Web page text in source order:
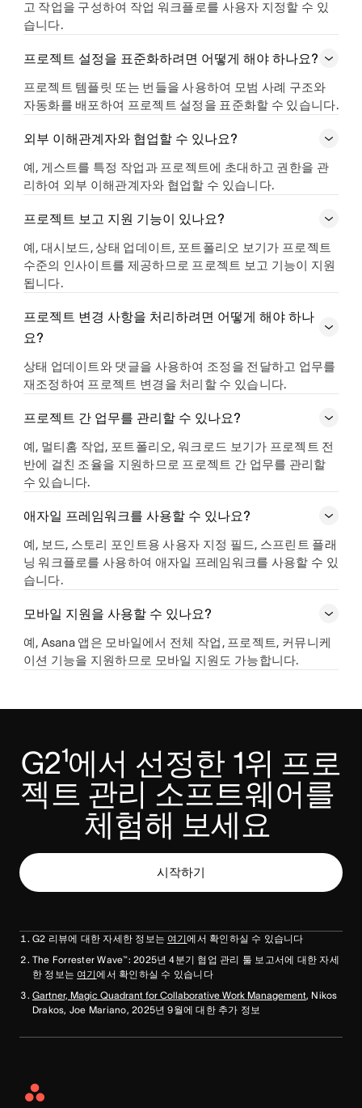
고 작업을 구성하여 작업 워크플로를 사용자 지정할 수 있
습니다.
프로젝트 설정을 표준화하려면 어떻게 해야 하나요?
프로젝트 템플릿 또는 번들을 사용하여 모범 사례 구조와
자동화를 배포하여 프로젝트 설정을 표준화할 수 있습니다.
외부 이해관계자와 협업할 수 있나요?
예, 게스트를 특정 작업과 프로젝트에 초대하고 권한을 관
리하여 외부 이해관계자와 협업할 수 있습니다.
프로젝트 보고 지원 기능이 있나요?
예, 대시보드, 상태 업데이트, 포트폴리오 보기가 프로젝트
수준의 인사이트를 제공하므로 프로젝트 보고 기능이 지원
됩니다.
프로젝트 변경 사항을 처리하려면 어떻게 해야 하나
요?
상태 업데이트와 댓글을 사용하여 조정을 전달하고 업무를
재조정하여 프로젝트 변경을 처리할 수 있습니다.
프로젝트 간 업무를 관리할 수 있나요?
예, 멀티홈 작업, 포트폴리오, 워크로드 보기가 프로젝트 전
반에 걸친 조율을 지원하므로 프로젝트 간 업무를 관리할
수 있습니다.
애자일 프레임워크를 사용할 수 있나요?
예, 보드, 스토리 포인트용 사용자 지정 필드, 스프린트 플래
닝 워크플로를 사용하여 애자일 프레임워크를 사용할 수 있
습니다.
모바일 지원을 사용할 수 있나요?
예, Asana 앱은 모바일에서 전체 작업, 프로젝트, 커뮤니케
이션 기능을 지원하므로 모바일 지원도 가능합니다.
G2¹에서 선정한 1위 프로
젝트 관리 소프트웨어를
체험해 보세요
시작하기
G2 리뷰에 대한 자세한 정보는 여기에서 확인하실 수 있습니다
The Forrester Wave™: 2025년 4분기 협업 관리 툴 보고서에 대한 자세
한 정보는 여기에서 확인하실 수 있습니다
Gartner, Magic Quadrant for Collaborative Work Management, Nikos
Drakos, Joe Mariano, 2025년 9월에 대한 추가 정보
Asana